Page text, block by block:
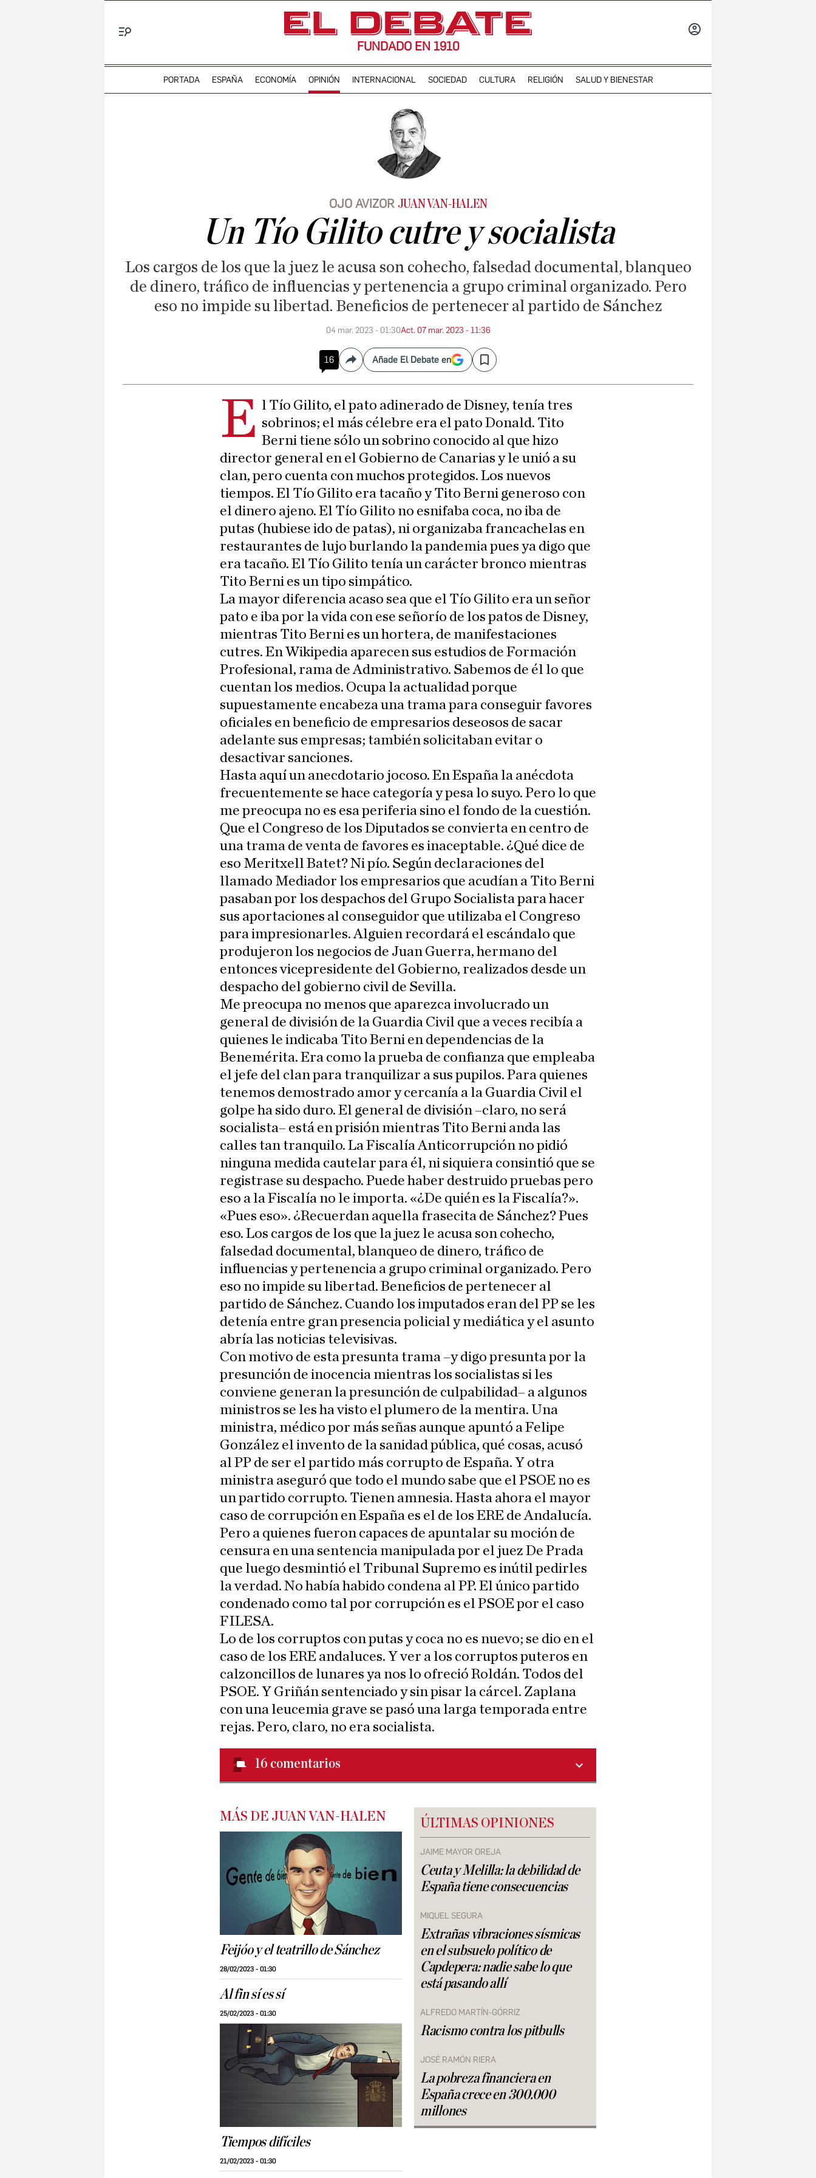
FUNDADO EN 1910
PORTADA ESPAÑA ECONOMÍA OPINIÓN INTERNACIONAL SOCIEDAD CULTURA RELIGIÓN SALUD Y BIENESTAR
OJO AVIZOR JUAN VAN-HALEN
Un Tío Gilito cutre y socialista
Los cargos de los que la juez le acusa son cohecho, falsedad documental, blanqueo
de dinero, tráfico de influencias y pertenencia a grupo criminal organizado. Pero
eso no impide su libertad. Beneficios de pertenecer al partido de Sánchez
04 mar. 2023 - 01:30Act. 07 mar. 2023 - 11:36
16 CompartirAñade El Debate en Save
E l Tío Gilito, el pato adinerado de Disney, tenía tres
sobrinos; el más célebre era el pato Donald. Tito
Berni tiene sólo un sobrino conocido al que hizo
director general en el Gobierno de Canarias y le unió a su
clan, pero cuenta con muchos protegidos. Los nuevos
tiempos. El Tío Gilito era tacaño y Tito Berni generoso con
el dinero ajeno. El Tío Gilito no esnifaba coca, no iba de
putas (hubiese ido de patas), ni organizaba francachelas en
restaurantes de lujo burlando la pandemia pues ya digo que
era tacaño. El Tío Gilito tenía un carácter bronco mientras
Tito Berni es un tipo simpático.
La mayor diferencia acaso sea que el Tío Gilito era un señor
pato e iba por la vida con ese señorío de los patos de Disney,
mientras Tito Berni es un hortera, de manifestaciones
cutres. En Wikipedia aparecen sus estudios de Formación
Profesional, rama de Administrativo. Sabemos de él lo que
cuentan los medios. Ocupa la actualidad porque
supuestamente encabeza una trama para conseguir favores
oficiales en beneficio de empresarios deseosos de sacar
adelante sus empresas; también solicitaban evitar o
desactivar sanciones.
Hasta aquí un anecdotario jocoso. En España la anécdota
frecuentemente se hace categoría y pesa lo suyo. Pero lo que
me preocupa no es esa periferia sino el fondo de la cuestión.
Que el Congreso de los Diputados se convierta en centro de
una trama de venta de favores es inaceptable. ¿Qué dice de
eso Meritxell Batet? Ni pío. Según declaraciones del
llamado Mediador los empresarios que acudían a Tito Berni
pasaban por los despachos del Grupo Socialista para hacer
sus aportaciones al conseguidor que utilizaba el Congreso
para impresionarles. Alguien recordará el escándalo que
produjeron los negocios de Juan Guerra, hermano del
entonces vicepresidente del Gobierno, realizados desde un
despacho del gobierno civil de Sevilla.
Me preocupa no menos que aparezca involucrado un
general de división de la Guardia Civil que a veces recibía a
quienes le indicaba Tito Berni en dependencias de la
Benemérita. Era como la prueba de confianza que empleaba
el jefe del clan para tranquilizar a sus pupilos. Para quienes
tenemos demostrado amor y cercanía a la Guardia Civil el
golpe ha sido duro. El general de división –claro, no será
socialista– está en prisión mientras Tito Berni anda las
calles tan tranquilo. La Fiscalía Anticorrupción no pidió
ninguna medida cautelar para él, ni siquiera consintió que se
registrase su despacho. Puede haber destruido pruebas pero
eso a la Fiscalía no le importa. «¿De quién es la Fiscalía?».
«Pues eso». ¿Recuerdan aquella frasecita de Sánchez? Pues
eso. Los cargos de los que la juez le acusa son cohecho,
falsedad documental, blanqueo de dinero, tráfico de
influencias y pertenencia a grupo criminal organizado. Pero
eso no impide su libertad. Beneficios de pertenecer al
partido de Sánchez. Cuando los imputados eran del PP se les
detenía entre gran presencia policial y mediática y el asunto
abría las noticias televisivas.
Con motivo de esta presunta trama –y digo presunta por la
presunción de inocencia mientras los socialistas si les
conviene generan la presunción de culpabilidad– a algunos
ministros se les ha visto el plumero de la mentira. Una
ministra, médico por más señas aunque apuntó a Felipe
González el invento de la sanidad pública, qué cosas, acusó
al PP de ser el partido más corrupto de España. Y otra
ministra aseguró que todo el mundo sabe que el PSOE no es
un partido corrupto. Tienen amnesia. Hasta ahora el mayor
caso de corrupción en España es el de los ERE de Andalucía.
Pero a quienes fueron capaces de apuntalar su moción de
censura en una sentencia manipulada por el juez De Prada
que luego desmintió el Tribunal Supremo es inútil pedirles
la verdad. No había habido condena al PP. El único partido
condenado como tal por corrupción es el PSOE por el caso
FILESA.
Lo de los corruptos con putas y coca no es nuevo; se dio en el
caso de los ERE andaluces. Y ver a los corruptos puteros en
calzoncillos de lunares ya nos lo ofreció Roldán. Todos del
PSOE. Y Griñán sentenciado y sin pisar la cárcel. Zaplana
con una leucemia grave se pasó una larga temporada entre
rejas. Pero, claro, no era socialista.
16 comentarios
MÁS DE JUAN VAN-HALEN
Feijóo y el teatrillo de Sánchez
28/02/2023 - 01:30
Al fin sí es sí
25/02/2023 - 01:30
Tiempos difíciles
21/02/2023 - 01:30
ÚLTIMAS OPINIONES
JAIME MAYOR OREJA
Ceuta y Melilla: la debilidad de
España tiene consecuencias
MIQUEL SEGURA
Extrañas vibraciones sísmicas
en el subsuelo político de
Capdepera: nadie sabe lo que
está pasando allí
ALFREDO MARTÍN-GÓRRIZ
Racismo contra los pitbulls
JOSÉ RAMÓN RIERA
La pobreza financiera en
España crece en 300.000
millones